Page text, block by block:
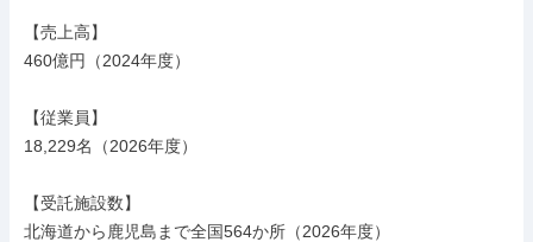
【売上高】
460億円（2024年度）
【従業員】
18,229名（2026年度）
【受託施設数】
北海道から鹿児島まで全国564か所（2026年度）